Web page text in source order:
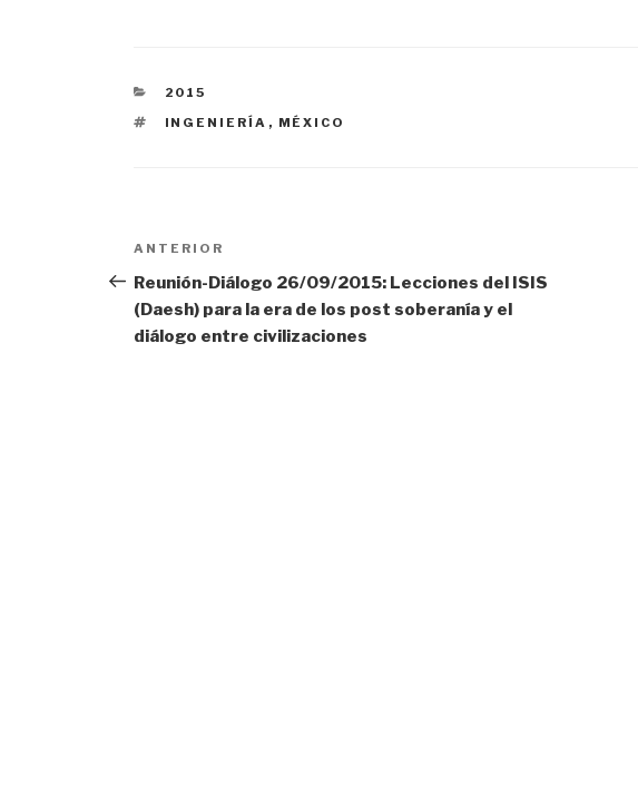
CATEGORÍAS
2015
ETIQUETAS
INGENIERÍA , MÉXICO
Navegación
de
Entrada
anterior:
ANTERIOR
Reunión-Diálogo 26/09/2015: Lecciones del ISIS
(Daesh) para la era de los post soberanía y el
diálogo entre civilizaciones